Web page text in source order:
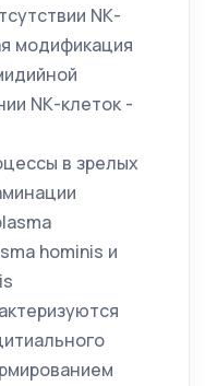
NК-
модификация
NК-клеток -
в зрелых
hominis и